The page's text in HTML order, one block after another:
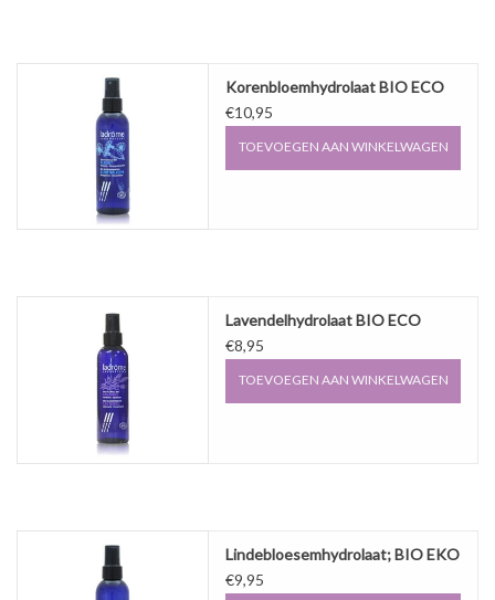
Korenbloemhydrolaat BIO ECO
€10,95
TOEVOEGEN AAN WINKELWAGEN
Lavendelhydrolaat BIO ECO
€8,95
TOEVOEGEN AAN WINKELWAGEN
Lindebloesemhydrolaat; BIO EKO
€9,95